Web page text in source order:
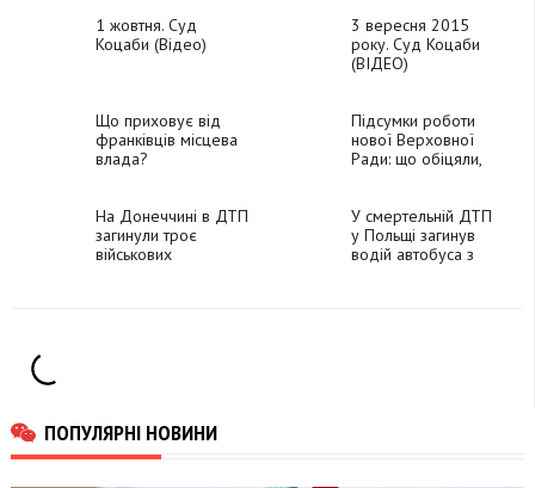
1 жовтня. Суд
Коцаби (Відео)
3 вересня 2015
року. Суд Коцаби
(ВІДЕО)
Що приховує від
франківців місцева
влада?
Підсумки роботи
нової Верховної
Ради: що обіцяли,
На Донеччині в ДТП
загинули троє
військових
У смертельній ДТП
у Польщі загинув
водій автобуса з
ПОПУЛЯРНІ НОВИНИ